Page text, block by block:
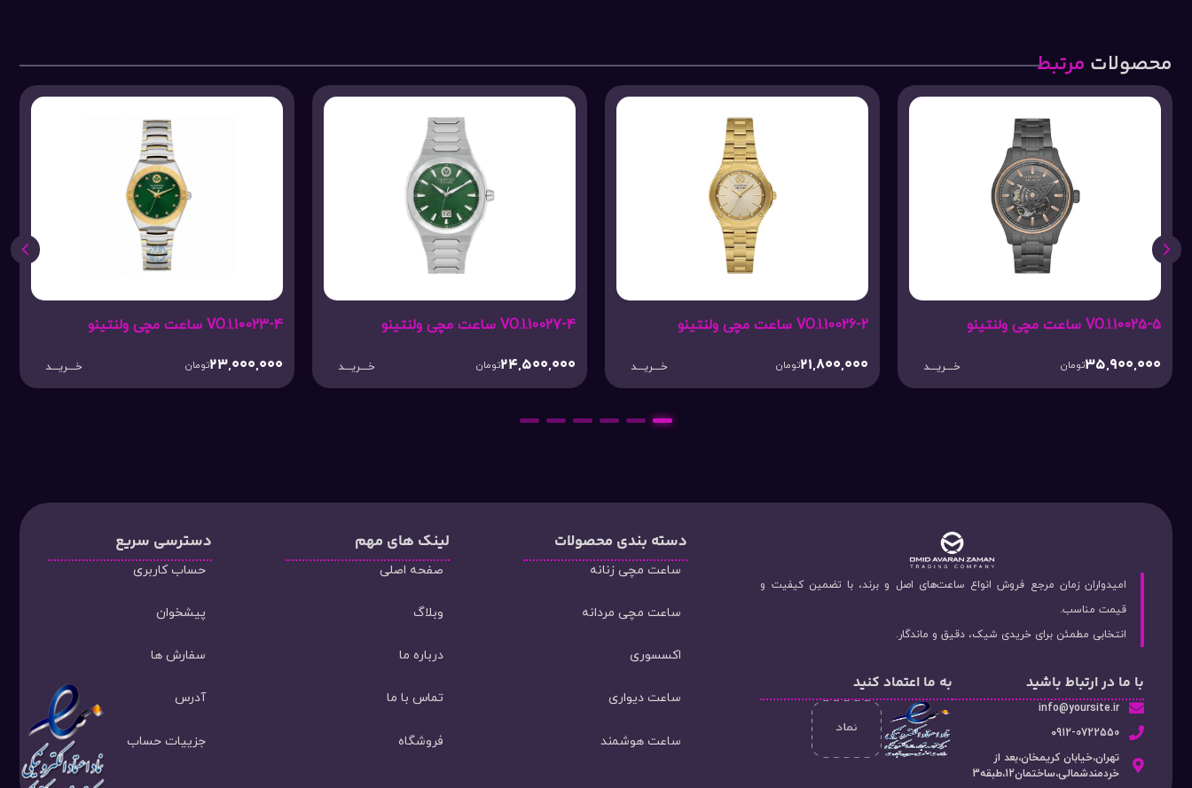
محصولات مرتبط
VO.1.10025-5 ساعت مچی ولنتینو
35,900,000تومان خـــریـــد
VO.1.10026-2 ساعت مچی ولنتینو
21,800,000تومان خـــریـــد
VO.1.10027-4 ساعت مچی ولنتینو
24,500,000تومان خـــریـــد
VO.1.10023-4 ساعت مچی ولنتینو
23,000,000تومان خـــریـــد
1
2
3
4
5
امیدواران زمان مرجع فروش انواع ساعت‌های اصل و برند، با تضمین کیفیت و
قیمت مناسب.
انتخابی مطمئن برای خریدی شیک، دقیق و ماندگار.
با ما در ارتباط باشید
info@yoursite.ir
۰912-0722550
تهران،خیابان کریمخان،بعد از
خردمندشمالی،ساختمان12،طبقه3
به ما اعتماد کنید
دسته‌ بندی محصولات
ساعت مچی زنانه
ساعت مچی مردانه
اکسسوری
ساعت دیواری
ساعت هوشمند
لینک های مهم
صفحه اصلی
وبلاگ
درباره ما
تماس با ما
فروشگاه
دسترسی سریع
حساب کاربری
پیشخوان
سفارش ها
آدرس
جزییات حساب